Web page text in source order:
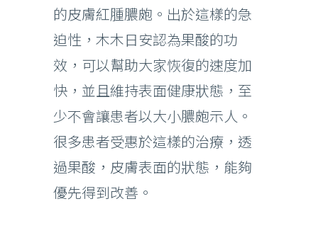
的皮膚紅腫膿皰。出於這樣的急
迫性，木木日安認為果酸的功
效，可以幫助大家恢復的速度加
快，並且維持表面健康狀態，至
少不會讓患者以大小膿皰示人。
很多患者受惠於這樣的治療，透
過果酸，皮膚表面的狀態，能夠
優先得到改善。